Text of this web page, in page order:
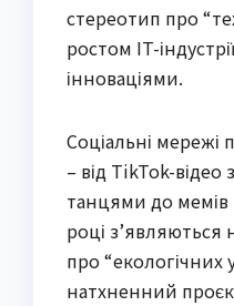
стереотип про
ростом IT-
інноваціями.
Соціальні мережі
– від TikTok-відео
танцями до
році з’являються
про “екологічних
натхненний